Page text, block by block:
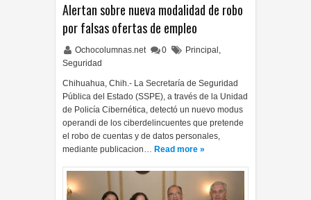
Alertan sobre nueva modalidad de robo
por falsas ofertas de empleo
Ochocolumnas.net 0 Principal ,
Seguridad
Chihuahua, Chih.- La Secretaría de Seguridad
Pública del Estado (SSPE), a través de la Unidad
de Policía Cibernética, detectó un nuevo modus
operandi de los ciberdelincuentes que pretende
el robo de cuentas y de datos personales,
mediante publicacion… Read more »